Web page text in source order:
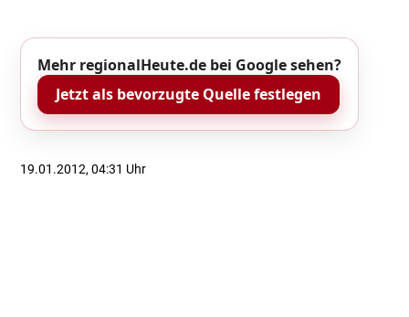
Mehr regionalHeute.de bei Google sehen?
Jetzt als bevorzugte Quelle festlegen
19.01.2012, 04:31 Uhr